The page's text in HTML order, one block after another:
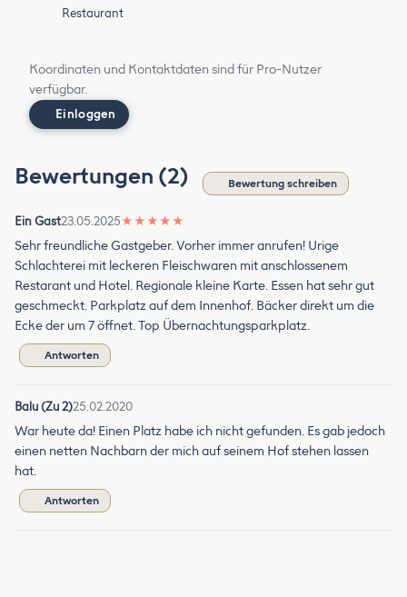
Restaurant
Koordinaten und Kontaktdaten sind für Pro-Nutzer
verfügbar.
Einloggen
Bewertungen (2) Bewertung schreiben
Ein Gast23.05.2025★ ★ ★ ★ ★
Sehr freundliche Gastgeber. Vorher immer anrufen! Urige
Schlachterei mit leckeren Fleischwaren mit anschlossenem
Restarant und Hotel. Regionale kleine Karte. Essen hat sehr gut
geschmeckt. Parkplatz auf dem Innenhof. Bäcker direkt um die
Ecke der um 7 öffnet. Top Übernachtungsparkplatz.
Antworten
Balu (Zu 2)25.02.2020
War heute da! Einen Platz habe ich nicht gefunden. Es gab jedoch
einen netten Nachbarn der mich auf seinem Hof stehen lassen
hat.
Antworten